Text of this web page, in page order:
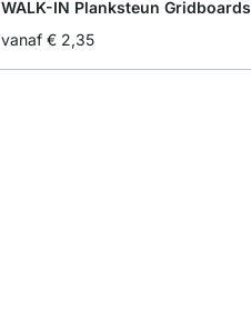
WALK-IN Planksteun Gridboards
vanaf € 2,35